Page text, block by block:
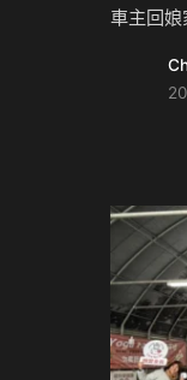
車主回
車安全
惠、滿
車主事先
更安心
點，中華
胎及煞